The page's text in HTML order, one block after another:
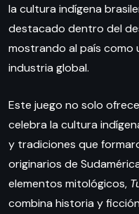
la cultura indígena
destacado dentro del
mostrando al país como
industria global.
Este juego no solo
celebra la cultura
y tradiciones que
originarios de
elementos mitológicos,
combina historia y